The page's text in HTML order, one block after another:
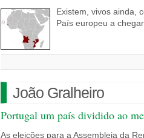
Existem, vivos ainda,
País europeu a
João Gralheiro
Portugal um país dividido ao
As eleições para a Assembleia da